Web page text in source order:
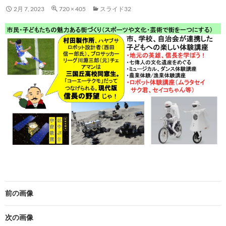
2月 7, 2023 720 × 405 スライド32
前の画像
次の画像